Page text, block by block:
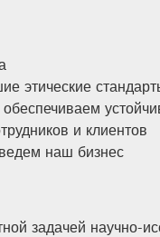
этические
и клиентов
наш бизнес
задачей научно-